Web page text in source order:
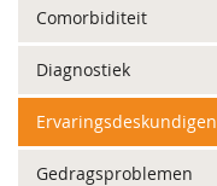
Comorbiditeit
Diagnostiek
Ervaringsdeskundigen
Gedragsproblemen